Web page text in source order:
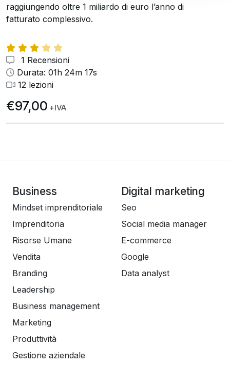
raggiungendo oltre 1 miliardo di euro l’anno di
fatturato complessivo.
1 Recensioni
Durata: 01h 24m 17s
12 lezioni
€97,00 +IVA
Business
Mindset imprenditoriale
Imprenditoria
Risorse Umane
Vendita
Branding
Leadership
Business management
Marketing
Produttività
Gestione aziendale
Digital marketing
Seo
Social media manager
E-commerce
Google
Data analyst